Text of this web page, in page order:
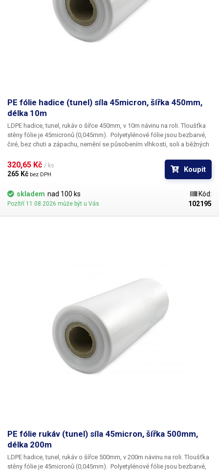
PE fólie hadice (tunel) síla 45micron, šířka 450mm,
délka 10m
LDPE hadice, tunel, rukáv o šířce 450mm, v 10m návinu na roli. Tloušťka
stěny fólie je 45micronů (0,045mm). ​Polyetylénové fólie jsou bezbarvé,
čiré, bez chuti a zápachu, nemění se působením vlhkosti, soli a běžných
odolné proti mrazu a vlhkosti. Fólie je vhodná pro výrobu pytlů, sáčků a
obalů jakéhokoliv zboží. PE fólie jsou zdravotně nezávadné, 100%
recyklovatelné a jsou vhodné i pro balení potravin (certifikát k
dispozici). Jako obalový prostředek splňují požadavky zákona č.
477/2001 Sb. (zákon o obalech). Ideální pro svařování všemi impulsními
svářečkami z naší nabídky. Cena je za roli 20 metrů. Materiál: LD-PE (Low
Density Polyethylen) Tloušťka materiálu: 45micron (0,045mm)*2 Šířka:
320,65 Kč / ks
265 Kč bez DPH
Koupit
skladem nad 100 ks
Pozítří 11.08.2026 může být u Vás
Kód:
102195
PE fólie rukáv (tunel) síla 45micron, šířka 500mm,
délka 200m
LDPE hadice, tunel, rukáv o šířce 500mm, v 200m návinu na roli. Tloušťka
stěny fólie je 45micronů (0,045mm). ​Polyetylénové fólie jsou bezbarvé,